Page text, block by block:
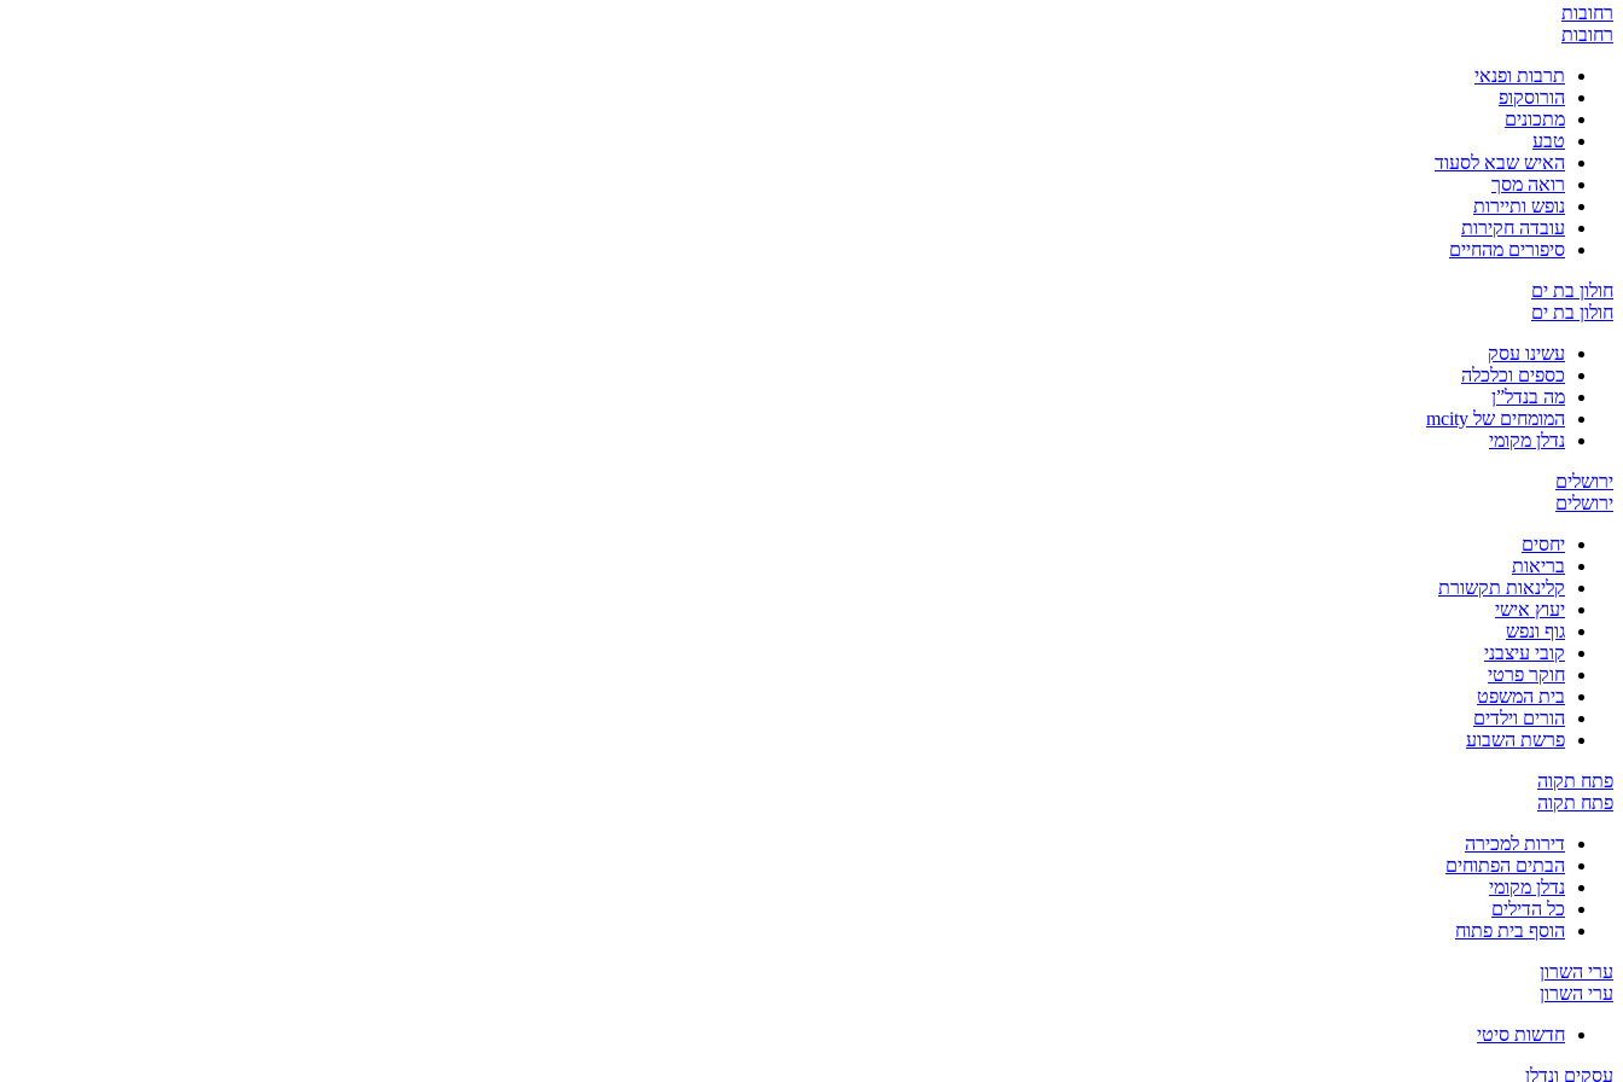
רחובות
רחובות
תרבות ופנאי
הורוסקופ
מתכונים
טבע
האיש שבא לסעוד
רואה מסך
נופש ותיירות
עובדה חקירות
סיפורים מהחיים
חולון בת ים
חולון בת ים
עשינו עסק
כספים וכלכלה
מה בנדל”ן
המומחים של mcity
נדלן מקומי
ירושלים
ירושלים
יחסים
בריאות
קלינאות תקשורת
יעוץ אישי
גוף ונפש
קובי עיצבני
חוקר פרטי
בית המשפט
הורים וילדים
פרשת השבוע
פתח תקוה
פתח תקוה
דירות למכירה
הבתים הפתוחים
נדלן מקומי
כל הדילים
הוסף בית פתוח
ערי השרון
ערי השרון
חדשות סיטי
עסקים ונדלן